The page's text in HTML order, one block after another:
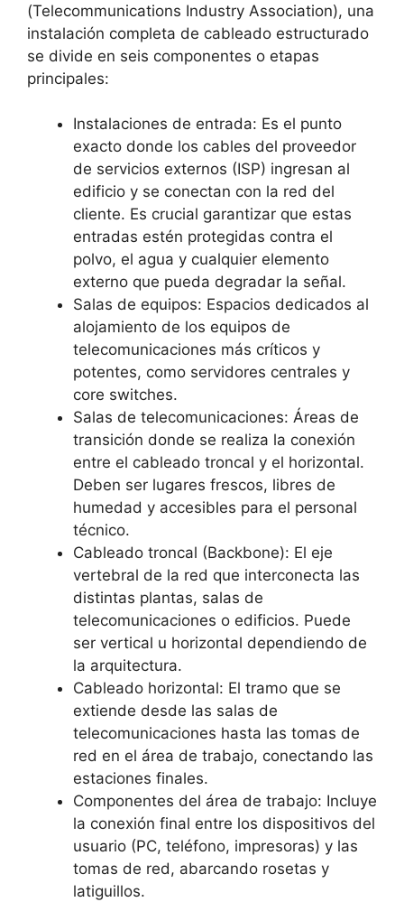
(Telecommunications Industry Association), una
instalación completa de cableado estructurado
se divide en seis componentes o etapas
principales:
Instalaciones de entrada: Es el punto
exacto donde los cables del proveedor
de servicios externos (ISP) ingresan al
edificio y se conectan con la red del
cliente. Es crucial garantizar que estas
entradas estén protegidas contra el
polvo, el agua y cualquier elemento
externo que pueda degradar la señal.
Salas de equipos: Espacios dedicados al
alojamiento de los equipos de
telecomunicaciones más críticos y
potentes, como servidores centrales y
core switches.
Salas de telecomunicaciones: Áreas de
transición donde se realiza la conexión
entre el cableado troncal y el horizontal.
Deben ser lugares frescos, libres de
humedad y accesibles para el personal
técnico.
Cableado troncal (Backbone): El eje
vertebral de la red que interconecta las
distintas plantas, salas de
telecomunicaciones o edificios. Puede
ser vertical u horizontal dependiendo de
la arquitectura.
Cableado horizontal: El tramo que se
extiende desde las salas de
telecomunicaciones hasta las tomas de
red en el área de trabajo, conectando las
estaciones finales.
Componentes del área de trabajo: Incluye
la conexión final entre los dispositivos del
usuario (PC, teléfono, impresoras) y las
tomas de red, abarcando rosetas y
latiguillos.